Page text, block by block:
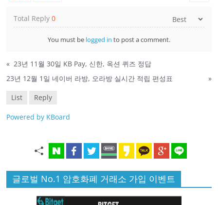
Total Reply0
You must be logged in to post a comment.
« 23년 11월 30일 KB Pay, 신한, 옥션 퀴즈 정답
23년 12월 1일 네이버 라방, 오라방 실시간 적립 편성표
»
List Reply
Powered by KBoard
글로벌 No.1 암호화폐 거래소 가입 이벤트